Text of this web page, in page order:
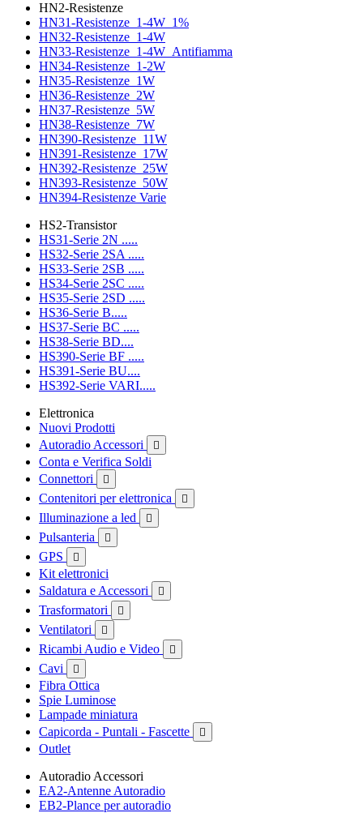
HN2-Resistenze
HN31-Resistenze_1-4W_1%
HN32-Resistenze_1-4W
HN33-Resistenze_1-4W_Antifiamma
HN34-Resistenze_1-2W
HN35-Resistenze_1W
HN36-Resistenze_2W
HN37-Resistenze_5W
HN38-Resistenze_7W
HN390-Resistenze_11W
HN391-Resistenze_17W
HN392-Resistenze_25W
HN393-Resistenze_50W
HN394-Resistenze Varie
HS2-Transistor
HS31-Serie 2N .....
HS32-Serie 2SA .....
HS33-Serie 2SB .....
HS34-Serie 2SC .....
HS35-Serie 2SD .....
HS36-Serie B.....
HS37-Serie BC .....
HS38-Serie BD....
HS390-Serie BF .....
HS391-Serie BU....
HS392-Serie VARI.....
Elettronica
Nuovi Prodotti
Autoradio Accessori

Conta e Verifica Soldi
Connettori

Contenitori per elettronica 
Illuminazione a led 
Pulsanteria 
GPS 
Kit elettronici
Saldatura e Accessori

Trasformatori 
Ventilatori 
Ricambi Audio e Video 
Cavi 
Fibra Ottica
Spie Luminose
Lampade miniatura
Capicorda - Puntali - Fascette

Outlet
Autoradio Accessori
EA2-Antenne Autoradio
EB2-Plance per autoradio